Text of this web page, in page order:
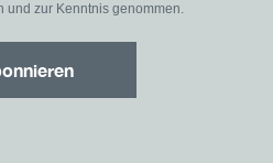
und zur Kenntnis genommen.